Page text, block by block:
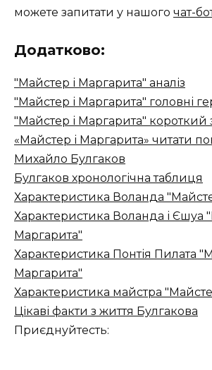
можете запитати у нашого чат-
Додатково:
"Майстер і Маргарита" аналіз
"Майстер і Маргарита" головні
"Майстер і Маргарита" короткий
«Майстер і Маргарита» читати
Михайло Булгаков
Булгаков хронологічна таблиця
Характеристика Воланда
Характеристика Воланда і Єшуа
Маргарита"
Характеристика Понтія Пилата
Маргарита"
Характеристика майстра
Цікаві факти з життя Булгакова
Приєднуйтесть: